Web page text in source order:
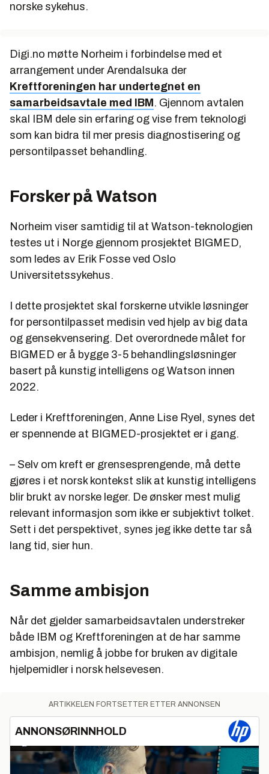
norske sykehus.
Digi.no møtte Norheim i forbindelse med et
arrangement under Arendalsuka der
Kreftforeningen har undertegnet en
samarbeidsavtale med IBM . Gjennom avtalen
skal IBM dele sin erfaring og vise frem teknologi
som kan bidra til mer presis diagnostisering og
persontilpasset behandling.
Forsker på Watson
Norheim viser samtidig til at Watson-teknologien
testes ut i Norge gjennom prosjektet BIGMED,
som ledes av Erik Fosse ved Oslo
Universitetssykehus.
I dette prosjektet skal forskerne utvikle løsninger
for persontilpasset medisin ved hjelp av big data
og gensekvensering. Det overordnede målet for
BIGMED er å bygge 3-5 behandlingsløsninger
basert på kunstig intelligens og Watson innen
2022.
Leder i Kreftforeningen, Anne Lise Ryel, synes det
er spennende at BIGMED-prosjektet er i gang.
– Selv om kreft er grensesprengende, må dette
gjøres i et norsk kontekst slik at kunstig intelligens
blir brukt av norske leger. De ønsker mest mulig
relevant informasjon som ikke er subjektivt tolket.
Sett i det perspektivet, synes jeg ikke dette tar så
lang tid, sier hun.
Samme ambisjon
Når det gjelder samarbeidsavtalen understreker
både IBM og Kreftforeningen at de har samme
ambisjon, nemlig å jobbe for bruken av digitale
hjelpemidler i norsk helsevesen.
ARTIKKELEN FORTSETTER ETTER ANNONSEN
ANNONSØRINNHOLD